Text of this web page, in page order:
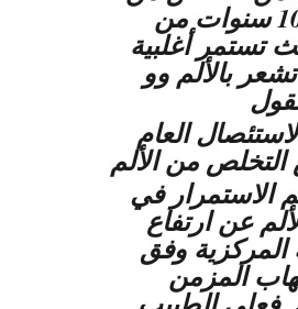
الألم بعد 10 سنوات من
تستمر أغلبية
بالألم وو
العام
التخلص من الألم
الاستمرار في
عن ارتفاع
وفق
المزمن